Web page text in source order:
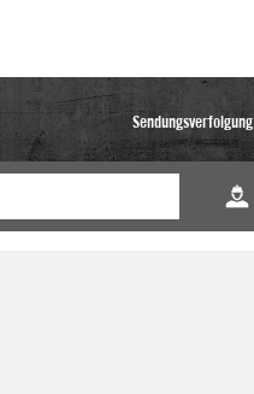
Sendungsverfolgung